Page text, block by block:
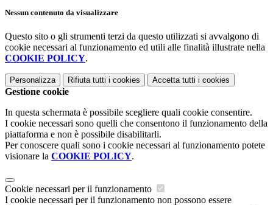
Nessun contenuto da visualizzare
Questo sito o gli strumenti terzi da questo utilizzati si avvalgono di
cookie necessari al funzionamento ed utili alle finalità illustrate nella
COOKIE POLICY.
Personalizza Rifiuta tutti i cookies Accetta tutti i cookies
Gestione cookie
In questa schermata è possibile scegliere quali cookie consentire.
I cookie necessari sono quelli che consentono il funzionamento della
piattaforma e non è possibile disabilitarli.
Per conoscere quali sono i cookie necessari al funzionamento potete
visionare la COOKIE POLICY.
Cookie necessari per il funzionamento
I cookie necessari per il funzionamento non possono essere